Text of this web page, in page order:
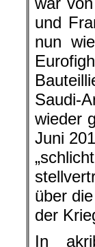
und
nun
Saudi-
wieder
Juni
über
der
In